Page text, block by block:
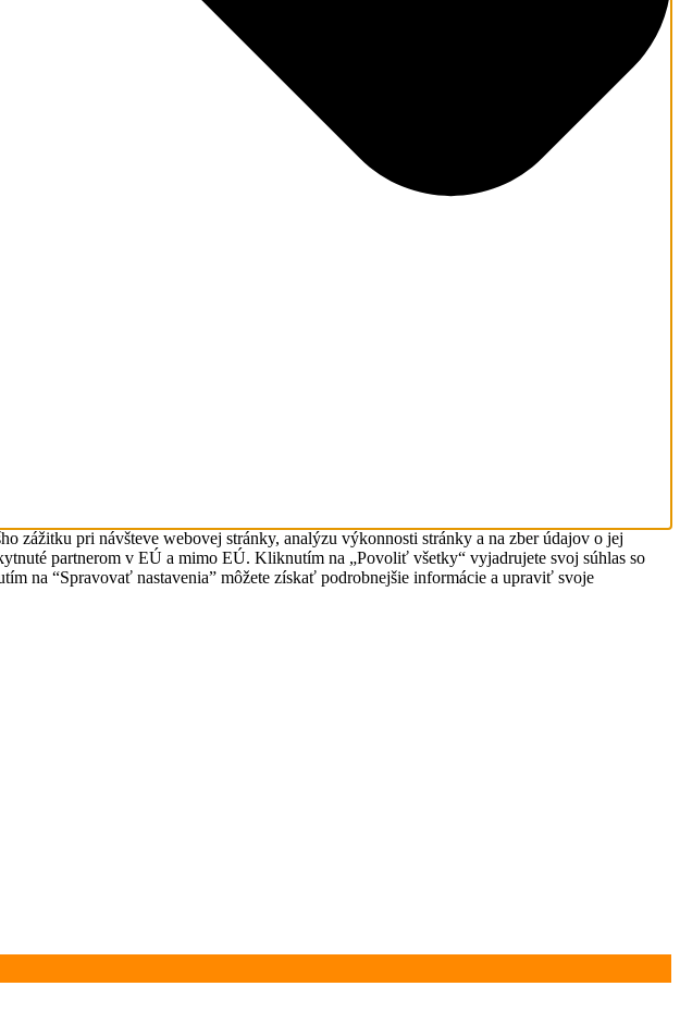
zážitku pri návšteve webovej stránky, analýzu výkonnosti stránky a na zber údajov o jej
partnerom v EÚ a mimo EÚ. Kliknutím na „Povoliť všetky“ vyjadrujete svoj súhlas so
na “Spravovať nastavenia” môžete získať podrobnejšie informácie a upraviť svoje